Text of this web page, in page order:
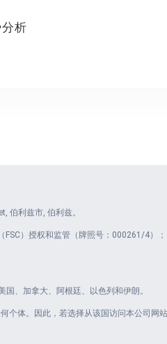
析
伯利兹市, 伯利兹。
）授权和监管（牌照号：000261/4
、加拿大、阿根廷、以色列和伊朗。
体。因此，若选择从该国访问本公司